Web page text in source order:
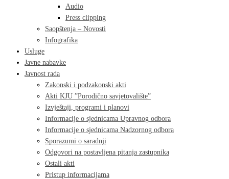
Audio
Press clipping
Saopštenja – Novosti
Infografika
Usluge
Javne nabavke
Javnost rada
Zakonski i podzakonski akti
Akti KJU ”Porodično savjetovalište”
Izvještaji, programi i planovi
Informacije o sjednicama Upravnog odbora
Informacije o sjednicama Nadzornog odbora
Sporazumi o saradnji
Odgovori na postavljena pitanja zastupnika
Ostali akti
Pristup informacijama